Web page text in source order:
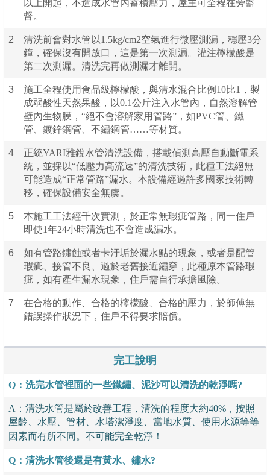
以上開起，不造成水管內蓄積壓力，屋主可全程在旁監
督。
2
清洗前會對水管以1.5kg/cm2空氣進行微壓測漏，穩壓3分
鐘，確保沒有開放口，這是第一次測漏。灌注檸檬酸是
第二次測漏。清洗完再做測漏才離開。
3
施工全程使用食品級檸檬酸，與清水混合比例10比1，製
成弱酸性天然果酸，以0.1公斤注入水管內，自然溶解管
壁內生物膜，“絕不會溶解家用管路”，如PVC管、鐵
管、鍍鋅鋼管、不鏽鋼管……等材質。
4
正統YARI雅銳水管清洗設備，搭載偵測高壓自動斷電系
統，並採以“低壓力高流速”的清洗技術，此種工法絕無
可能造成“正常管路”漏水。本設備經過許多國家技術轉
移，確保設備安全無虞。
5
本施工工法經千次實測，於正常無瑕疵管路，同一住戶
即使1年24小時清洗也不會造成漏水。
6
如有管路鏽蝕或者卡汙垢於漏水點的現象，或者是配管
瑕疵、接管不良、過於老舊接近鏽穿，此種原本管路瑕
疵，如有產生漏水現象，住戶需自行承擔風險。
7
在合格的動作、合格的檸檬酸、合格的壓力，於師傅無
錯誤操作狀況下，住戶不得要求賠償。
完工說明
Q：洗完水管裡面的一些鐵鏽、 泥沙可以清洗的乾淨嗎?
A：清洗水管是屬於改善工程，清洗的程度大約40%，按照
屋齡、水壓、管材、水塔潔淨度、當地水質、使用水源等等
因素而有所不同。不可能完全乾淨！
Q：清洗水管後還是有黃水、鏽水?